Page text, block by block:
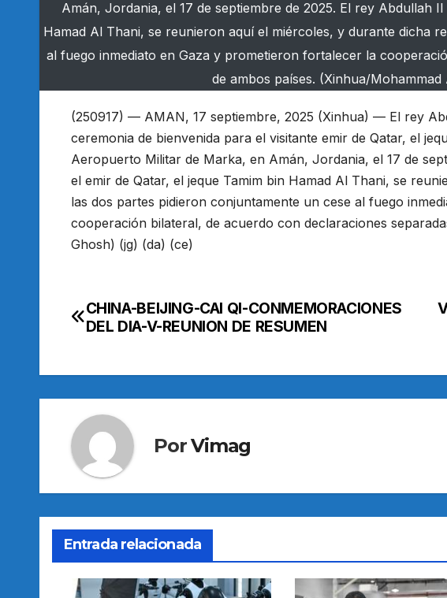
Amán, Jordania, el 17 de septiembre de 2025. El rey Abdullah
Hamad Al Thani, se reunieron aquí el miércoles, y durante dicha
al fuego inmediato en Gaza y prometieron fortalecer la
de ambos países. (Xinhua/
(250917) — AMAN, 17 septiembre, 2025 (Xinhua) — El rey
ceremonia de bienvenida para el visitante emir de Qatar, el
Aeropuerto Militar de Marka, en Amán, Jordania, el 17 de
el emir de Qatar, el jeque Tamim bin Hamad Al Thani, se
las dos partes pidieron conjuntamente un cese al fuego
cooperación bilateral, de acuerdo con declaraciones
Ghosh) (jg) (da) (ce)
Navegación
entradas
CHINA-BEIJING-CAI QI-CONMEMORACIONES
DEL DIA-V-REUNION DE RESUMEN
PorVimag
Entrada relacionada